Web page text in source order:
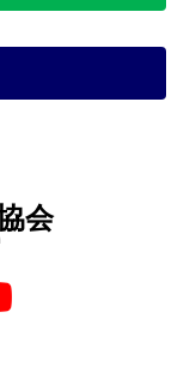
会